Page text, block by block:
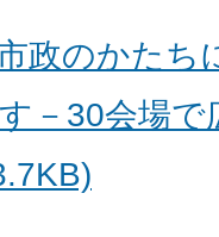
政のかたち
－30会場で